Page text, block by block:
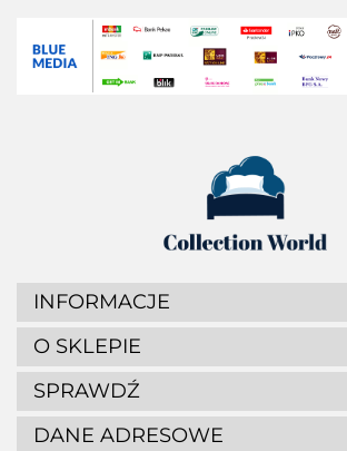
INFORMACJE
O SKLEPIE
SPRAWDŹ
DANE ADRESOWE